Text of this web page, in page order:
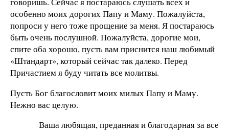
особенно моих дорогих Папу и Маму. Пожалуйста,
попроси у него тоже прощение за меня. Я постараюсь
быть очень послушной. Пожалуйста, дорогие мои,
спите оба хорошо, пусть вам приснится наш любимый
«Штандарт», который сейчас так далеко. Перед
Причастием я буду читать все молитвы.
Пусть Бог благословит моих милых Папу и Маму.
Нежно вас целую.
Ваша любящая, преданная и благодарная за все